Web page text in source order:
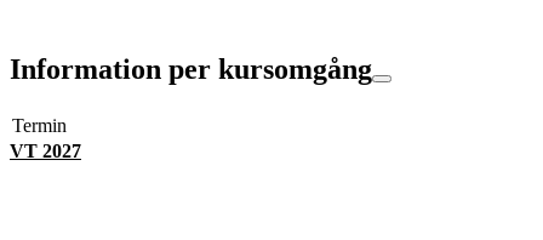
Information per kursomgång
Termin
VT 2027